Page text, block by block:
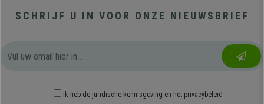
SCHRIJF U IN VOOR ONZE NIEUWSBRIEF
Ik heb de juridische kennisgeving en het privacybeleid